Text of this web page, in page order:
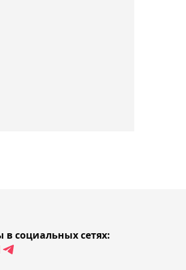
в социальных сетях: